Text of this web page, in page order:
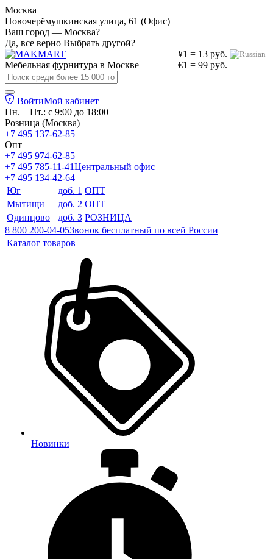
Москва
Новочерёмушкинская улица, 61 (Офис)
Ваш город — Москва?
Да, все верно Выбрать другой?
¥1 = 13 руб.
€1 = 99 руб.
Мебельная фурнитура в Москве
ВойтиМой кабинет
Пн. – Пт.: с 9:00 до 18:00
Розница (Москва)
+7 495 137-62-85
Опт
+7 495 974-62-85
+7 495 785-11-41Центральный офис
+7 495 134-42-64
Юг
доб. 1 ОПТ
Мытищи
доб. 2 ОПТ
Одинцово
доб. 3 РОЗНИЦА
8 800 200-04-05Звонок бесплатный по всей России
Каталог товаров
Новинки